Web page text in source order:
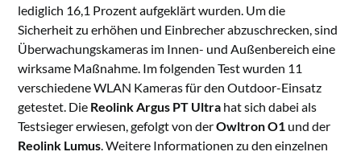
lediglich 16,1 Prozent aufgeklärt wurden. Um die
Sicherheit zu erhöhen und Einbrecher abzuschrecken, sind
Überwachungskameras im Innen- und Außenbereich eine
wirksame Maßnahme. Im folgenden Test wurden 11
verschiedene WLAN Kameras für den Outdoor-Einsatz
getestet. Die Reolink Argus PT Ultra hat sich dabei als
Testsieger erwiesen, gefolgt von derOwltron O1 und der
Reolink Lumus. Weitere Informationen zu den einzelnen